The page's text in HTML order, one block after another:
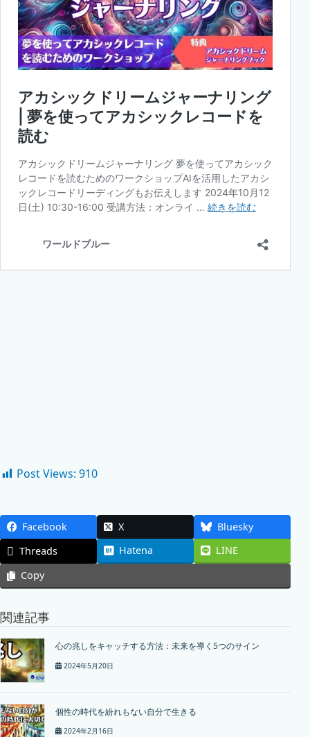
Post Views: 910
Facebook X
Bluesky
Threads
Hatena
LINE
Copy
関連記事
心の兆しをキャッチする方法：未来を導く5つのサイン
2024年5月20日
個性の時代を紛れもない自分で生きる
2024年2月16日